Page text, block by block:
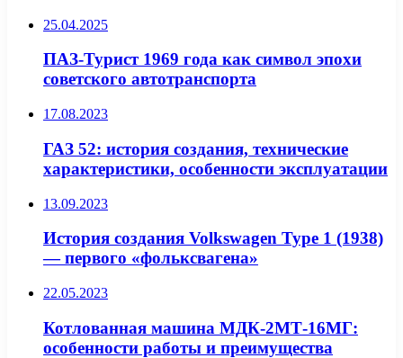
25.04.2025
ПАЗ-Турист 1969 года как символ эпохи
советского автотранспорта
17.08.2023
ГАЗ 52: история создания, технические
характеристики, особенности эксплуатации
13.09.2023
История создания Volkswagen Type 1 (1938)
— первого «фольксвагена»
22.05.2023
Котлованная машина МДК-2МТ-16МГ:
особенности работы и преимущества